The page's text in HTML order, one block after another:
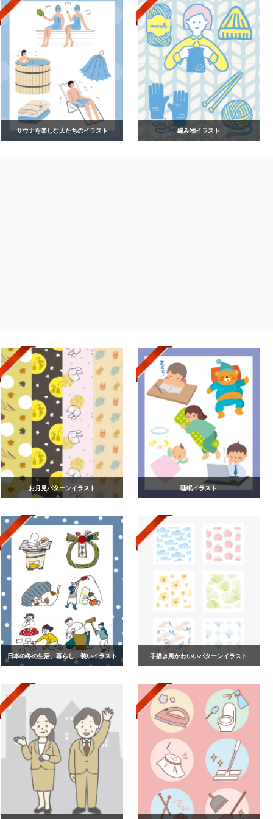
サウナを楽しむ人たちのイラスト 編み物イラスト
お月見パターンイラスト 睡眠イラスト
日本の冬の生活、暮らし、装いイラスト 手描き風かわいいパターンイラスト